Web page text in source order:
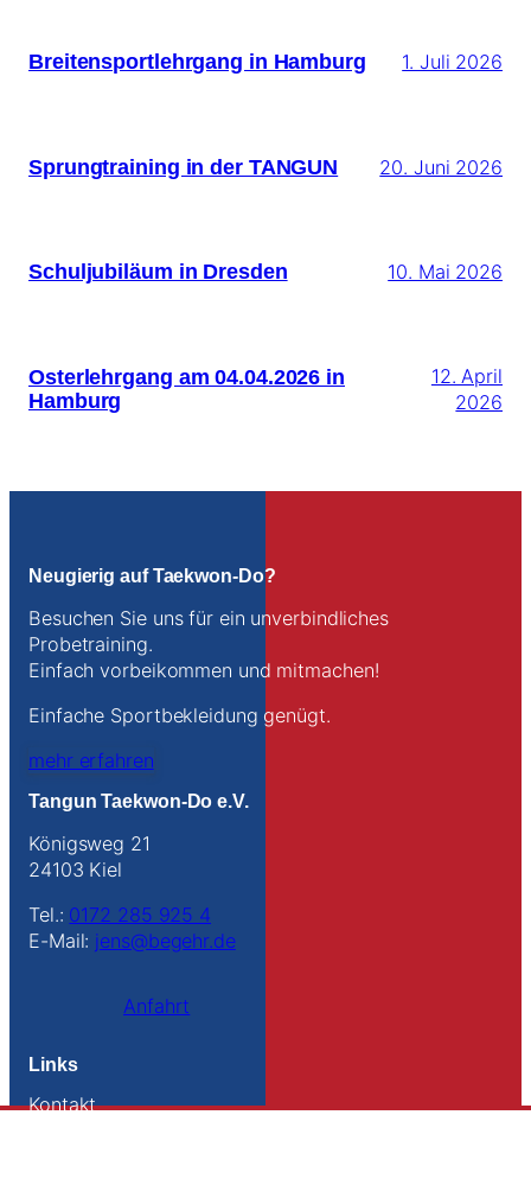
Breitensportlehrgang in Hamburg 1. Juli 2026
Sprungtraining in der TANGUN 20. Juni 2026
Schuljubiläum in Dresden 10. Mai 2026
Osterlehrgang am 04.04.2026 in
Hamburg
12. April
2026
Neugierig auf Taekwon-Do?
Besuchen Sie uns für ein unverbindliches
Probetraining.
Einfach vorbeikommen und mitmachen!
Einfache Sportbekleidung genügt.
mehr erfahren
Tangun Taekwon-Do e.V.
Königsweg 21
24103 Kiel
Tel.: 0172 285 925 4
E-Mail: jens@begehr.de
Anfahrt
Links
Kontakt